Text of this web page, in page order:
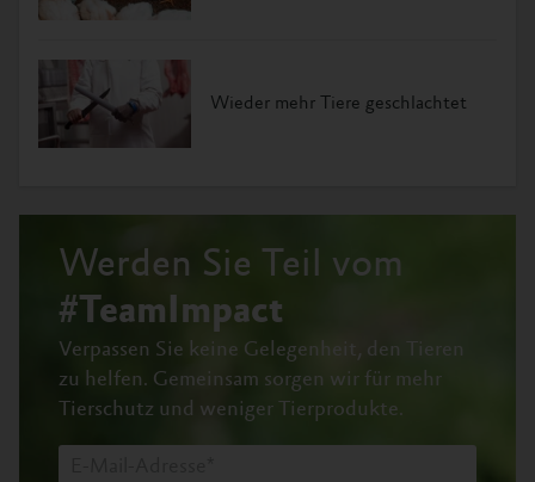
Wieder mehr Tiere geschlachtet
Werden Sie Teil vom
#TeamImpact
Verpassen Sie keine Gelegenheit, den Tieren
zu helfen. Gemeinsam sorgen wir für mehr
Tierschutz und weniger Tierprodukte.